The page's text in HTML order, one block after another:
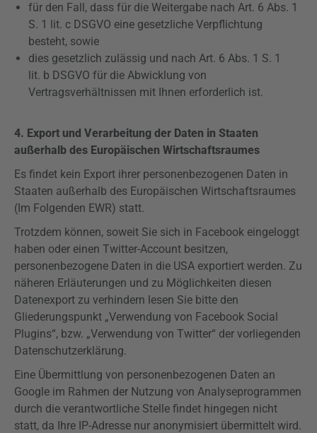
für den Fall, dass für die Weitergabe nach Art. 6 Abs. 1
S. 1 lit. c DSGVO eine gesetzliche Verpflichtung
besteht, sowie
dies gesetzlich zulässig und nach Art. 6 Abs. 1 S. 1
lit. b DSGVO für die Abwicklung von
Vertragsverhältnissen mit Ihnen erforderlich ist.
4. Export und Verarbeitung der Daten in Staaten
außerhalb des Europäischen Wirtschaftsraumes
Es findet kein Export ihrer personenbezogenen Daten in
Staaten außerhalb des Europäischen Wirtschaftsraumes
(Im Folgenden EWR) statt.
Trotzdem können, soweit Sie sich in Facebook eingeloggt
haben oder einen Twitter-Account besitzen,
personenbezogene Daten in die USA exportiert werden. Zu
näheren Erläuterungen und zu Möglichkeiten diesen
Datenexport zu verhindern lesen Sie bitte den
Gliederungspunkt „Verwendung von Facebook Social
Plugins“, bzw. „Verwendung von Twitter“ der vorliegenden
Datenschutzerklärung.
Eine Übermittlung von personenbezogenen Daten an
Google im Rahmen der Nutzung von Analyseprogrammen
durch die verantwortliche Stelle findet hingegen nicht
statt, da Ihre IP-Adresse nur anonymisiert übermittelt wird.